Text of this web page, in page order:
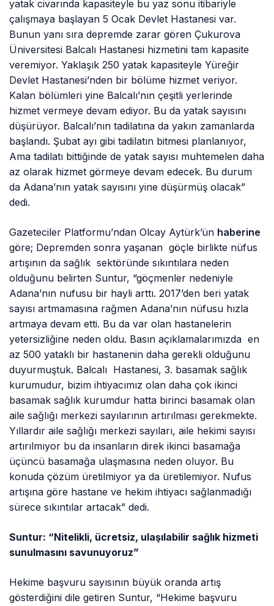
yatak civarında kapasiteyle bu yaz sonu itibariyle
çalışmaya başlayan 5 Ocak Devlet Hastanesi var.
Bunun yanı sıra depremde zarar gören Çukurova
Üniversitesi Balcalı Hastanesi hizmetini tam kapasite
veremiyor. Yaklaşık 250 yatak kapasiteyle Yüreğir
Devlet Hastanesi’nden bir bölüme hizmet veriyor.
Kalan bölümleri yine Balcalı’nın çeşitli yerlerinde
hizmet vermeye devam ediyor. Bu da yatak sayısını
düşürüyor. Balcalı’nın tadilatına da yakın zamanlarda
başlandı. Şubat ayı gibi tadilatın bitmesi planlanıyor,
Ama tadilatı bittiğinde de yatak sayısı muhtemelen daha
az olarak hizmet görmeye devam edecek. Bu durum
da Adana’nın yatak sayısını yine düşürmüş olacak”
dedi.
Gazeteciler Platformu’ndan Olcay Aytürk’ün haberine
göre; Depremden sonra yaşanan göçle birlikte nüfus
artışının da sağlık sektöründe sıkıntılara neden
olduğunu belirten Suntur, “göçmenler nedeniyle
Adana’nın nufusu bir hayli arttı. 2017’den beri yatak
sayısı artmamasına rağmen Adana’nın nüfusu hızla
artmaya devam etti. Bu da var olan hastanelerin
yetersizliğine neden oldu. Basın açıklamalarımızda en
az 500 yataklı bir hastanenin daha gerekli olduğunu
duyurmuştuk. Balcalı Hastanesi, 3. basamak sağlık
kurumudur, bizim ihtiyacımız olan daha çok ikinci
basamak sağlık kurumdur hatta birinci basamak olan
aile sağlığı merkezi sayılarının artırılması gerekmekte.
Yıllardır aile sağlığı merkezi sayıları, aile hekimi sayısı
artırılmıyor bu da insanların direk ikinci basamağa
üçüncü basamağa ulaşmasına neden oluyor. Bu
konuda çözüm üretilmiyor ya da üretilemiyor. Nufus
artışına göre hastane ve hekim ihtiyacı sağlanmadığı
sürece sıkıntılar artacak” dedi.
Suntur: “Nitelikli, ücretsiz, ulaşılabilir sağlık hizmeti
sunulmasını savunuyoruz”
Hekime başvuru sayısının büyük oranda artış
gösterdiğini dile getiren Suntur, “Hekime başvuru